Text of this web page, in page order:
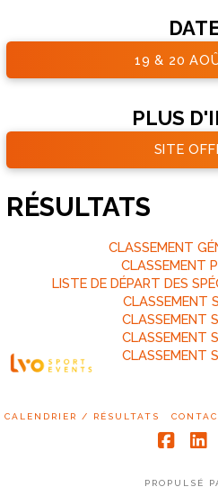
19 & 20
PLUS
SITE
RÉSULTATS
CLASSEMENT
CLASSEMENT
LISTE DE DÉPART DES
CLASSEMENT
CLASSEMENT
CLASSEMENT
CLASSEMENT
CALENDRIER / RÉSULTATS
PROPULSÉ